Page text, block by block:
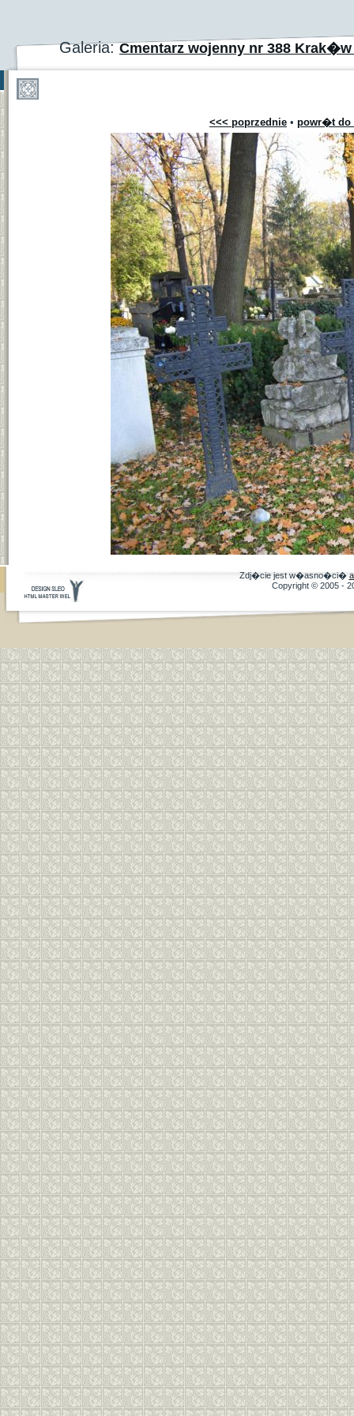
Galeria:Cmentarz wojenny nr 388
<<< poprzednie • powr�t do
Zdj�cie jest w�asno�ci�
Copyright © 2005 -